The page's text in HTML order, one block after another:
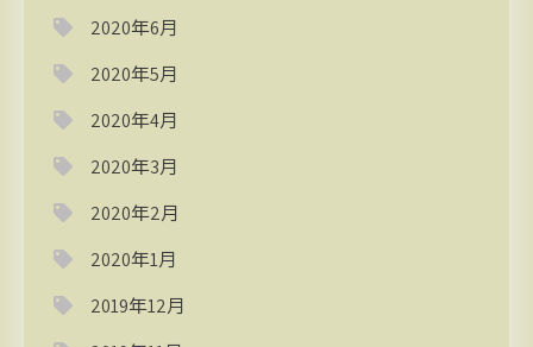
2020年6月
2020年5月
2020年4月
2020年3月
2020年2月
2020年1月
2019年12月